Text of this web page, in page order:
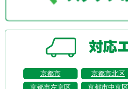
京都市 京都市北区
京都市左京区
京都市中京区